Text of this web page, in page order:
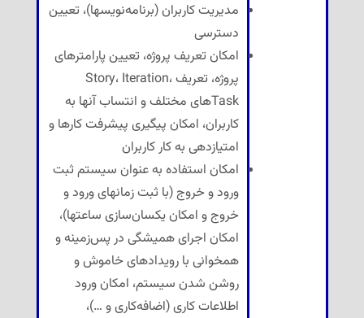
مدیریت کاربران (برنامه‌نویسها)، تعیین
دسترسی
امکان تعریف پروژه، تعیین پارامترهای
پروژه، تعریف Story، Iteration،
Taskهای مختلف و انتساب آنها به
کاربران، امکان پیگیری پیشرفت کارها و
امتیازدهی به کار کاربران
امکان استفاده به عنوان سیستم ثبت
ورود و خروج (با ثبت زمانهای ورود و
خروج و امکان یکسان‌سازی ساعتها)،
امکان اجرای همیشگی در پس‌زمینه و
همخوانی با رویدادهای خاموش و
روشن شدن سیستم، امکان ورود
اطلاعات کاری (اضافه‌کاری و …)،